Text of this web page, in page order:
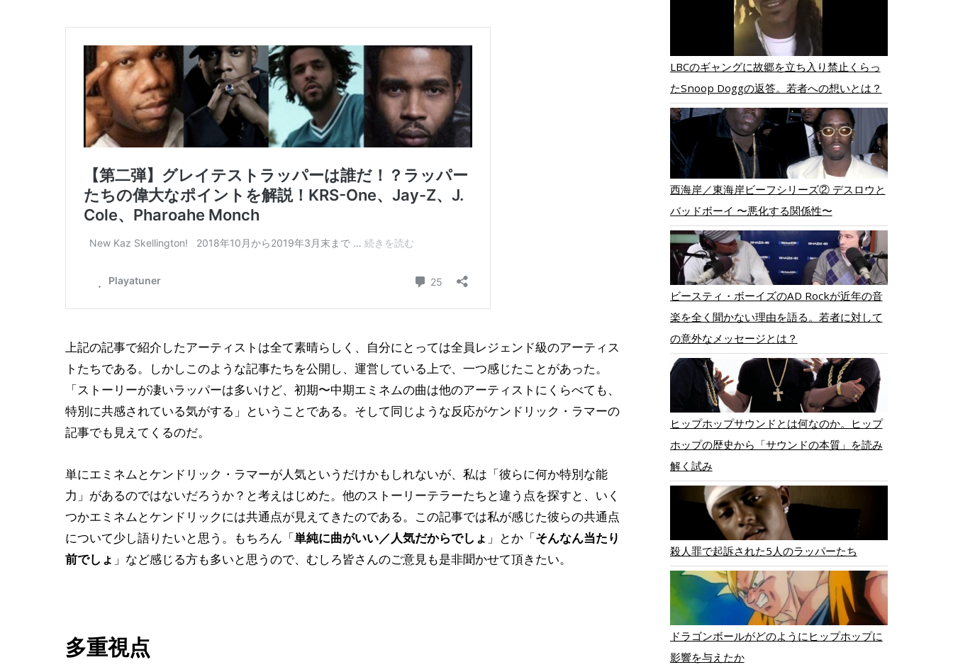
上記の記事で紹介したアーティストは全て素晴らしく、自分にとっては全員レジェンド級のアーティス
トたちである。しかしこのような記事たちを公開し、運営している上で、一つ感じたことがあった。
「ストーリーが凄いラッパーは多いけど、初期〜中期エミネムの曲は他のアーティストにくらべても、
特別に共感されている気がする」ということである。そして同じような反応がケンドリック・ラマーの
記事でも見えてくるのだ。
単にエミネムとケンドリック・ラマーが人気というだけかもしれないが、私は「彼らに何か特別な能
力」があるのではないだろうか？と考えはじめた。他のストーリーテラーたちと違う点を探すと、いく
つかエミネムとケンドリックには共通点が見えてきたのである。この記事では私が感じた彼らの共通点
について少し語りたいと思う。もちろん「単純に曲がいい／人気だからでしょ 」とか「そんなん当たり
前でしょ 」など感じる方も多いと思うので、むしろ皆さんのご意見も是非聞かせて頂きたい。
多重視点
LBCのギャングに故郷を立ち入り禁止くらっ
たSnoop Doggの返答。若者への想いとは？
西海岸／東海岸ビーフシリーズ② デスロウと
バッドボーイ 〜悪化する関係性〜
ビースティ・ボーイズのAD Rockが近年の音
楽を全く聞かない理由を語る。若者に対して
の意外なメッセージとは？
ヒップホップサウンドとは何なのか。ヒップ
ホップの歴史から「サウンドの本質」を読み
解く試み
殺人罪で起訴された5人のラッパーたち
ドラゴンボールがどのようにヒップホップに
影響を与えたか